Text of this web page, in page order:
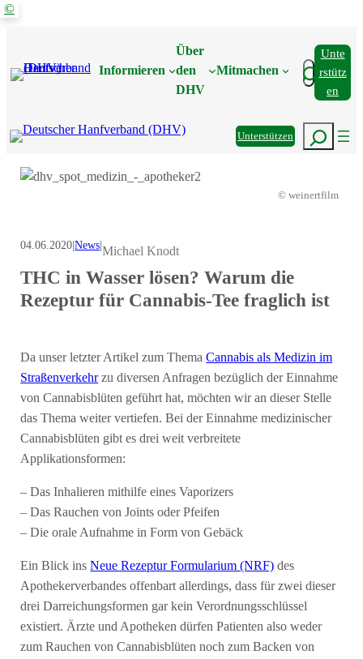
Zum
Informieren
Über
den
DHV
Mitmachen Suchen
Unte
Rstütz
En
UnterstützenSuchen
©
© weinertfilm
04.06.2020|News|Michael Knodt
THC in Wasser lösen? Warum die
Rezeptur für Cannabis-Tee fraglich ist
Da unser letzter Artikel zum ThemaCannabis als Medizin im
Straßenverkehrzu diversen Anfragen bezüglich der Einnahme
von Cannabisblüten geführt hat, möchten wir an dieser Stelle
das Thema weiter vertiefen. Bei der Einnahme medizinischer
Cannabisblüten gibt es drei weit verbreitete
Applikationsformen:
– Das Inhalieren mithilfe eines Vaporizers
– Das Rauchen von Joints oder Pfeifen
– Die orale Aufnahme in Form von Gebäck
Ein Blick insNeue Rezeptur Formularium (NRF) des
Apothekerverbandes offenbart allerdings, dass für zwei dieser
drei Darreichungsformen gar kein Verordnungsschlüssel
existiert. Ärzte und Apotheken dürfen Patienten also weder
zum Rauchen von Cannabisblüten noch zum Backen von